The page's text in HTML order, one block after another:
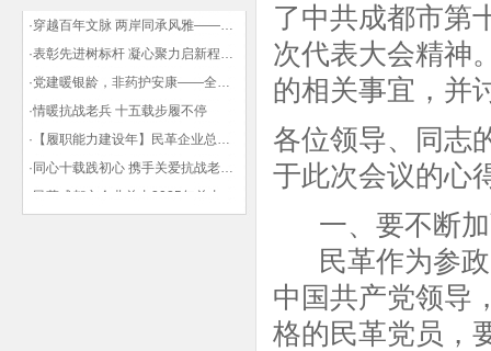
·穿越百年文脉 两岸同承风雅——民革四川省委会“中山天府大讲堂”第三讲在蓉举办
·表彰先进树标杆 凝心聚力启新程——民革企业总支部参加2025年度先进表彰大会有感
·党建暖银龄，非药护安康——全球健康公益大讲堂温情纪实
·情暖抗战老兵 十五载步履不停
·【履职能力建设年】民革企业总支部联合多地民革基层组织发起“夏日送清凉”活动 致敬“乡镇美容师”
·同心十载践初心 携手关爱抗战老兵——民革企业总支部 十年帮扶抗战老兵工作纪实
了中共成都市第
次代表大会精神
的相关事宜，并
各位领导、同志
于此次会议的心
一、要不断加
民革作为参政
中国共产党领导
格的民革党员，